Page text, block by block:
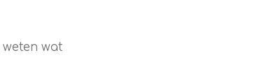
weten wat